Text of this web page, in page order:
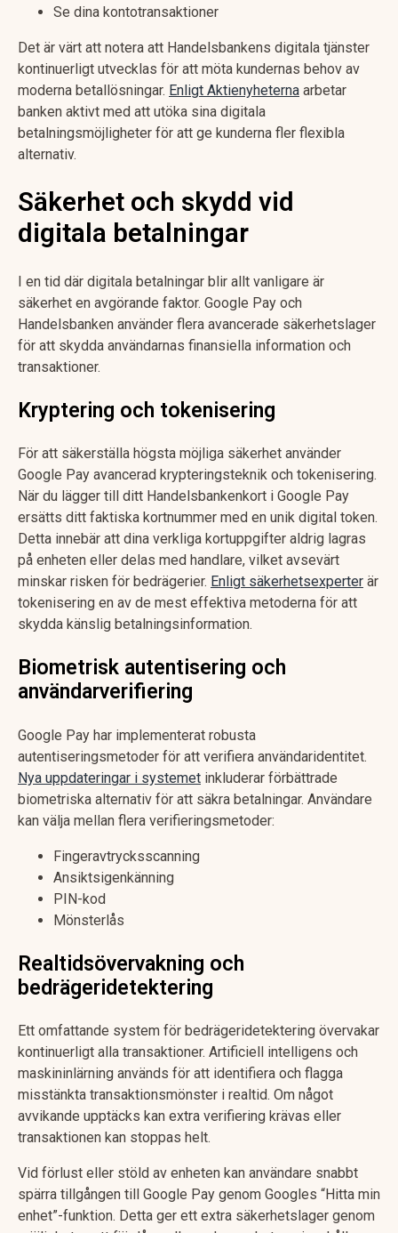
Se dina kontotransaktioner
Det är värt att notera att Handelsbankens digitala tjänster
kontinuerligt utvecklas för att möta kundernas behov av
moderna betallösningar. Enligt Aktienyheterna arbetar
banken aktivt med att utöka sina digitala
betalningsmöjligheter för att ge kunderna fler flexibla
alternativ.
Säkerhet och skydd vid
digitala betalningar
I en tid där digitala betalningar blir allt vanligare är
säkerhet en avgörande faktor. Google Pay och
Handelsbanken använder flera avancerade säkerhetslager
för att skydda användarnas finansiella information och
transaktioner.
Kryptering och tokenisering
För att säkerställa högsta möjliga säkerhet använder
Google Pay avancerad krypteringsteknik och tokenisering.
När du lägger till ditt Handelsbankenkort i Google Pay
ersätts ditt faktiska kortnummer med en unik digital token.
Detta innebär att dina verkliga kortuppgifter aldrig lagras
på enheten eller delas med handlare, vilket avsevärt
minskar risken för bedrägerier. Enligt säkerhetsexperter är
tokenisering en av de mest effektiva metoderna för att
skydda känslig betalningsinformation.
Biometrisk autentisering och
användarverifiering
Google Pay har implementerat robusta
autentiseringsmetoder för att verifiera användaridentitet.
Nya uppdateringar i systemet inkluderar förbättrade
biometriska alternativ för att säkra betalningar. Användare
kan välja mellan flera verifieringsmetoder:
Fingeravtrycksscanning
Ansiktsigenkänning
PIN-kod
Mönsterlås
Realtidsövervakning och
bedrägeridetektering
Ett omfattande system för bedrägeridetektering övervakar
kontinuerligt alla transaktioner. Artificiell intelligens och
maskininlärning används för att identifiera och flagga
misstänkta transaktionsmönster i realtid. Om något
avvikande upptäcks kan extra verifiering krävas eller
transaktionen kan stoppas helt.
Vid förlust eller stöld av enheten kan användare snabbt
spärra tillgången till Google Pay genom Googles “Hitta min
enhet”-funktion. Detta ger ett extra säkerhetslager genom